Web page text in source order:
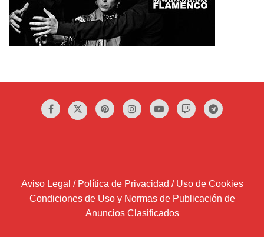
Aviso Legal / Política de Privacidad / Uso de Cookies
Condiciones de Uso y Normas de Publicación de
Anuncios Clasificados